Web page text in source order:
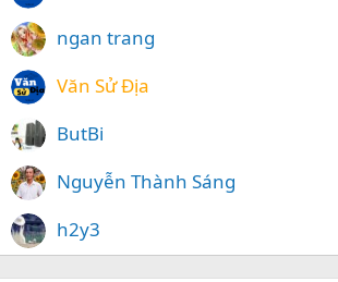
ngan trang
Văn Sử Địa
ButBi
Nguyễn Thành Sáng
h2y3